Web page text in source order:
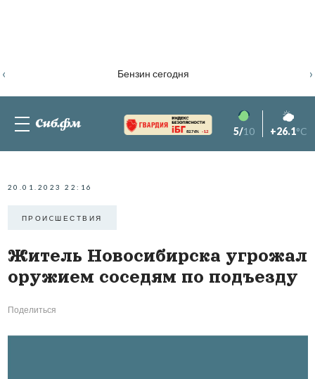
Бензин сегодня
‹ ›
82.76% -1.2 5/10 +26.1°C
20.01.2023 22:16
ПРОИCШЕСТВИЯ
Житель Новосибирска угрожал
оружием соседям по подъезду
Поделиться